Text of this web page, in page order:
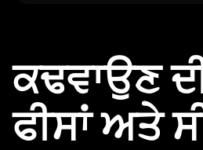
ਕਢਵਾਉਣ
ਫੀਸਾਂ ਅਤੇ